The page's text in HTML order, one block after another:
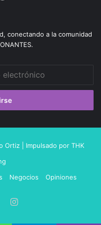
conectando a la comunidad
Ortiz | Impulsado por THK
Negocios Opiniones
Instagram